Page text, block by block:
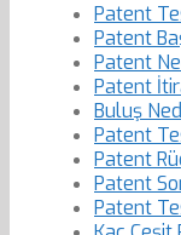
Patent
Patent
Patent
Patent
Buluş
Patent
Patent
Patent
Patent